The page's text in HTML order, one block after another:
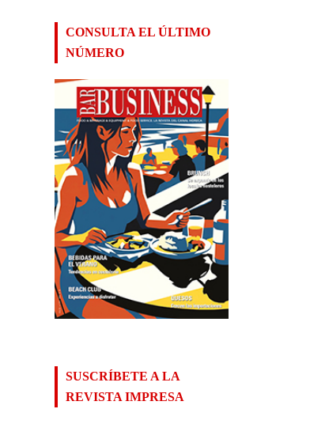
CONSULTA EL ÚLTIMO
NÚMERO
SUSCRÍBETE A LA
REVISTA IMPRESA